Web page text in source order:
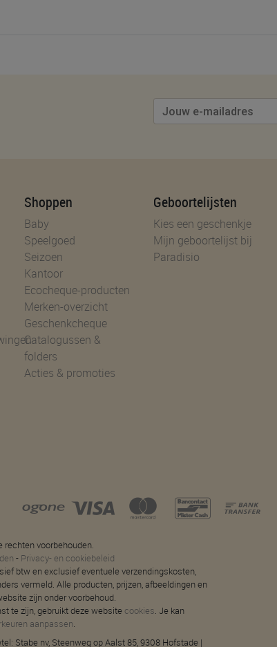
Shoppen
Baby
Speelgoed
Seizoen
Kantoor
Ecocheque-producten
Merken-overzicht
Geschenkcheque
Catalogussen &
folders
Acties & promoties
Geboortelijsten
Kies een geschenkje
Mijn geboortelijst bij
Paradisio
rechten voorbehouden.
- Privacy- en cookiebeleid
btw en exclusief eventuele verzendingskosten,
vermeld. Alle producten, prijzen, afbeeldingen en
zijn onder voorbehoud.
te zijn, gebruikt deze website cookies. Je kan
aanpassen.
Stabe nv, Steenweg op Aalst 85, 9308 Hofstade |